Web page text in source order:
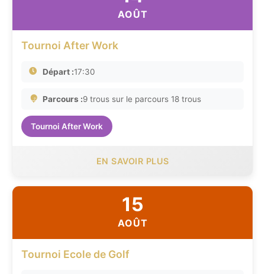
AOÛT
Tournoi After Work
Départ :17:30
Parcours :9 trous sur le parcours 18 trous
Tournoi After Work
EN SAVOIR PLUS
15
AOÛT
Tournoi Ecole de Golf